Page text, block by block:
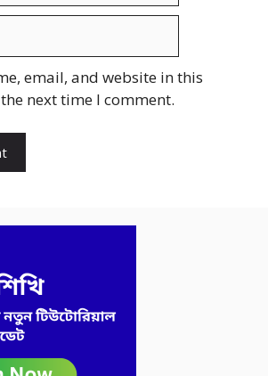
email, and website in this
next time I comment.